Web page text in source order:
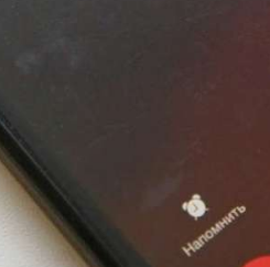
„Арбузный переполох“
нарастили экспорт:
на 3,6 млн долларов